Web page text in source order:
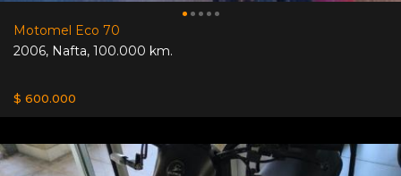
Motomel Eco 70
2006, Nafta, 100.000 km.
$ 600.000